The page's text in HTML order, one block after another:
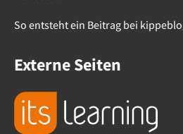
So entsteht ein Beitrag bei
Externe Seiten